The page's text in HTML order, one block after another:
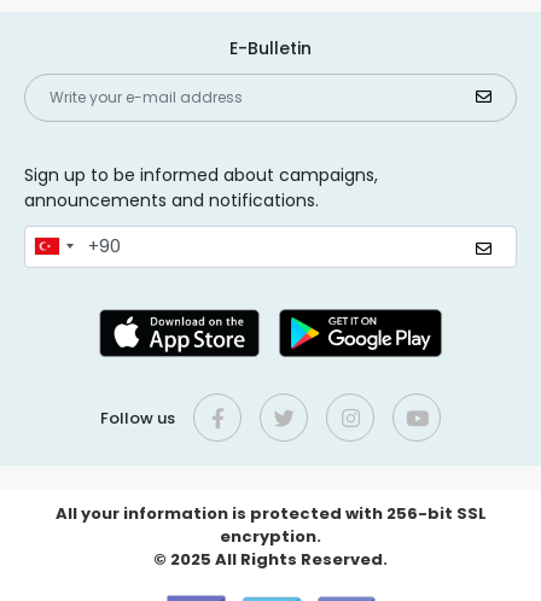
E-Bulletin
Sign up to be informed about campaigns,
announcements and notifications.
Follow us
All your information is protected with 256-bit SSL
encryption.
© 2025 All Rights Reserved.